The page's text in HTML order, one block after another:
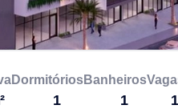
Dormitórios
1
Banheiros
1 1